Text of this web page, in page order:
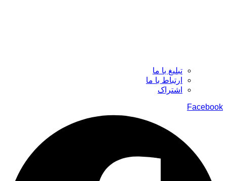
تبلیغ با ما
ارتباط با ما
اشتراک
Facebook